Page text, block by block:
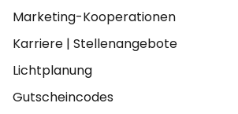
Marketing-Kooperationen
Karriere | Stellenangebote
Lichtplanung
Gutscheincodes